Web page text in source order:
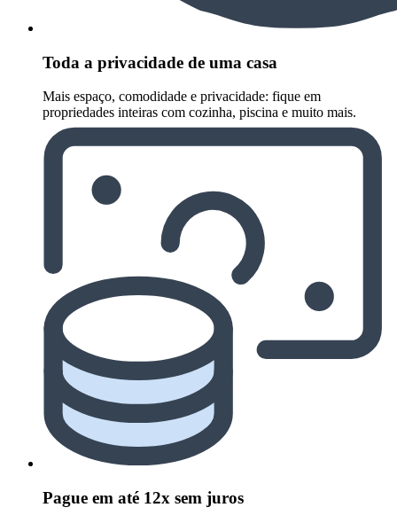
Toda a privacidade de uma casa
Mais espaço, comodidade e privacidade: fique em
propriedades inteiras com cozinha, piscina e muito mais.
Pague em até 12x sem juros